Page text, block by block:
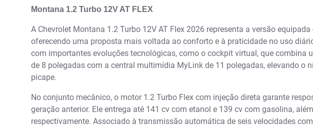
Montana 1.2 Turbo 12V AT FLEX
A Chevrolet Montana 1.2 Turbo 12V AT Flex 2026 representa a versão
oferecendo uma proposta mais voltada ao conforto e à praticidade no uso
com importantes evoluções tecnológicas, como o cockpit virtual, que combina
de 8 polegadas com a central multimídia MyLink de 11 polegadas, elevando o
picape.
No conjunto mecânico, o motor 1.2 Turbo Flex com injeção direta garante
geração anterior. Ele entrega até 141 cv com etanol e 139 cv com gasolina,
respectivamente. Associado à transmissão automática de seis velocidades